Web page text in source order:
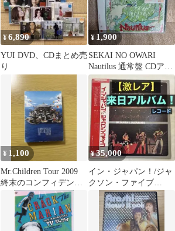
¥6,890
YUI DVD、CDまとめ売
り
¥ 1,900
SEKAI NO OWARI
Nautilus 通常盤 CDアル
バム J-POP
¥ 1,100
Mr.Children Tour 2009
終末のコンフィデンス
ソングス DVD
¥35,000
イン・ジャパン！/ジャ
クソン・ファイブ
Jackson5 来日ライブ：
レコード